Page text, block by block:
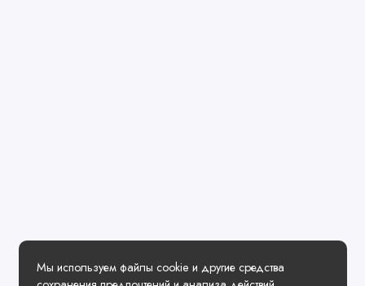
Мы используем файлы cookie и другие средства